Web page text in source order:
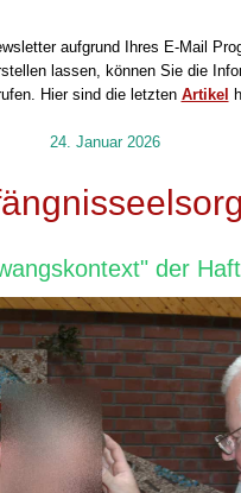
aufgrund Ihres E-Mail
lassen, können Sie die
Hier sind die letzten Artikel
24. Januar 2026
der